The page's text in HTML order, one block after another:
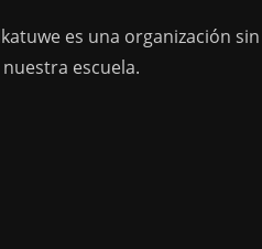
es una organización
escuela.